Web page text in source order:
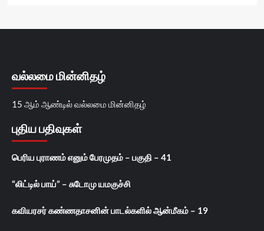
வல்லமை மின்னிதழ்
15 ஆம் ஆண்டில் வல்லமை மின்னிதழ்
புதிய பதிவுகள்
பெரிய புராணம் எனும் பேரமுதம் – பகுதி – 41
“லிட்டில் பாய்” – சுடோமு யமகுச்சி
கவியரசர் கண்ணதாசனின் பாடல்களில் ஆன்மீகம் – 19